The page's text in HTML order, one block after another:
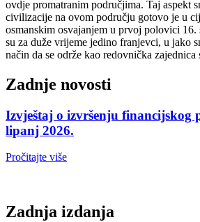
ovdje promatranim područjima. Taj aspekt
civilizacije na ovom području gotovo je u
osmanskim osvajanjem u prvoj polovici 16.
su za duže vrijeme jedino franjevci, u jako
način da se održe kao redovnička
Zadnje novosti
Izvještaj o izvršenju financijskog
lipanj 2026.
Pročitajte više
Zadnja izdanja